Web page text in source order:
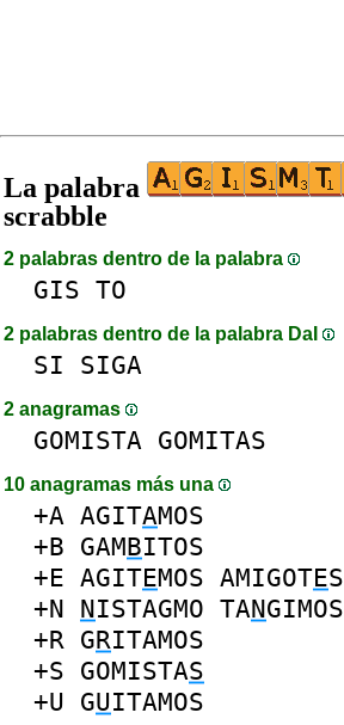
La palabra
scrabble
2 palabras dentro de la palabra
GIS TO
2 palabras dentro de la palabra DaI
SI SIGA
2 anagramas
GOMISTA GOMITAS
10 anagramas más una
+A AGITAMOS
+B GAMBITOS
+E AGITEMOS AMIGOTES
+N NISTAGMO TANGIMOS
+R GRITAMOS
+S GOMISTAS
+U GUITAMOS